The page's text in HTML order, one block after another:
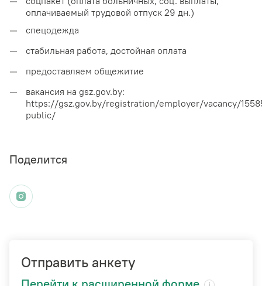
оплачиваемый трудовой отпуск 29 дн.)
— спецодежда
— стабильная работа, достойная оплата
— предоставляем общежитие
—
вакансия на gsz.gov.by:
https://gsz.gov.by/registration/employer/vacancy/
public/
Поделится
Отправить анкету